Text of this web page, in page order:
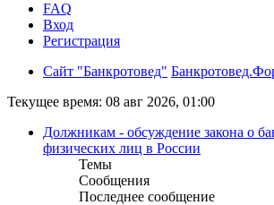
FAQ
Вход
Регистрация
Сайт "Банкротовед"
Текущее время: 08 авг 2026, 01:00
Должникам - обсуждение закона о
физических лиц в России
Темы
Сообщения
Последнее сообщение